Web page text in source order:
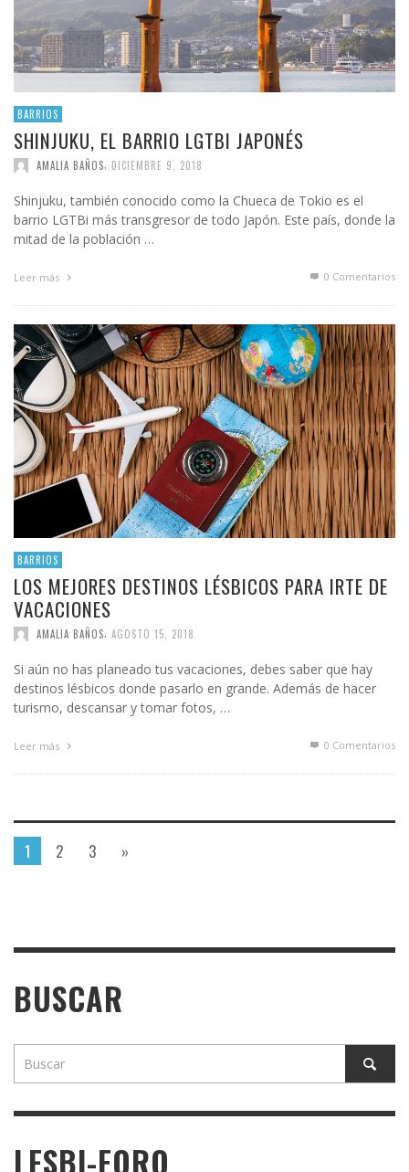
BARRIOS
SHINJUKU, EL BARRIO LGTBI JAPONÉS
AMALIA BAÑOS DICIEMBRE 9, 2018
Shinjuku, también conocido como la Chueca de Tokio es el
barrio LGTBi más transgresor de todo Japón. Este país, donde la
mitad de la población …
Leer más 0 Comentarios
BARRIOS
LOS MEJORES DESTINOS LÉSBICOS PARA IRTE DE
VACACIONES
AMALIA BAÑOS AGOSTO 15, 2018
Si aún no has planeado tus vacaciones, debes saber que hay
destinos lésbicos donde pasarlo en grande. Además de hacer
turismo, descansar y tomar fotos, …
Leer más 0 Comentarios
1 2 3 »
BUSCAR
LESBI-FORO